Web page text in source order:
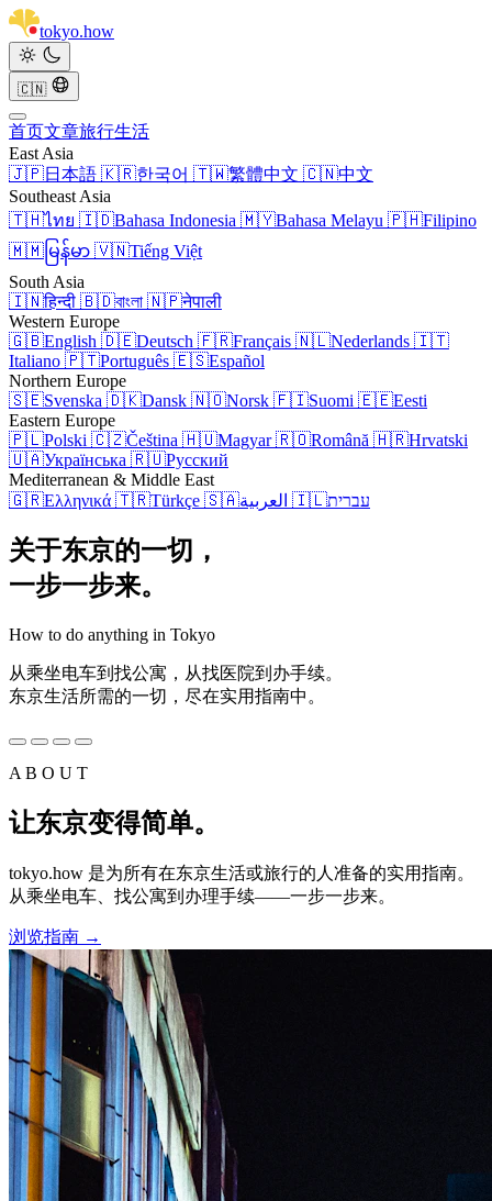
tokyo.how
🇨🇳
首页文章旅行生活
East Asia
🇯🇵日本語 🇰🇷한국어 🇹🇼繁體中文 🇨🇳中文
Southeast Asia
🇹🇭ไทย 🇮🇩Bahasa Indonesia 🇲🇾Bahasa Melayu 🇵🇭Filipino
🇲🇲 မြန်မာ 🇻🇳Tiếng Việt
South Asia
🇮🇳हिन्दी 🇧🇩বাংলা 🇳🇵नेपाली
Western Europe
🇬🇧English 🇩🇪Deutsch 🇫🇷Français 🇳🇱Nederlands 🇮🇹
Italiano 🇵🇹Português 🇪🇸Español
Northern Europe
🇸🇪Svenska 🇩🇰Dansk 🇳🇴Norsk 🇫🇮Suomi 🇪🇪Eesti
Eastern Europe
🇵🇱Polski 🇨🇿Čeština 🇭🇺Magyar🇷🇴Română 🇭🇷Hrvatski
🇺🇦Українська 🇷🇺Русский
Mediterranean & Middle East
🇬🇷Ελληνικά 🇹🇷Türkçe 🇸🇦 🇮🇱עברית
关于东京的一切，
一步一步来。
How to do anything in Tokyo
从乘坐电车到找公寓，从找医院到办手续。
东京生活所需的一切，尽在实用指南中。
A B O U T
让东京变得简单。
tokyo.how 是为所有在东京生活或旅行的人准备的实用指南。
从乘坐电车、找公寓到办理手续——一步一步来。
浏览指南 →